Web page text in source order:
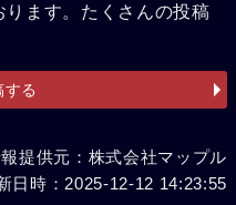
ます。たくさんの投稿
る
提供元：株式会社マップル
日時：2025-12-12 14:23:55